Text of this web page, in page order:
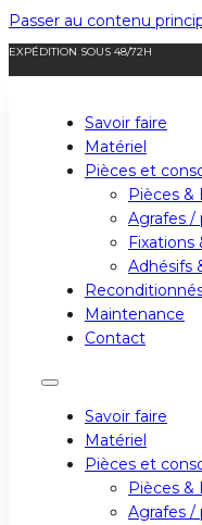
Passer au contenu
EXPÉDITION SOUS 48/72H
Savoir faire
Matériel
Pièces et
Pièces &
Agrafes /
Fixations
Adhésifs
Maintenance
Contact
Savoir faire
Matériel
Pièces et
Pièces &
Agrafes /